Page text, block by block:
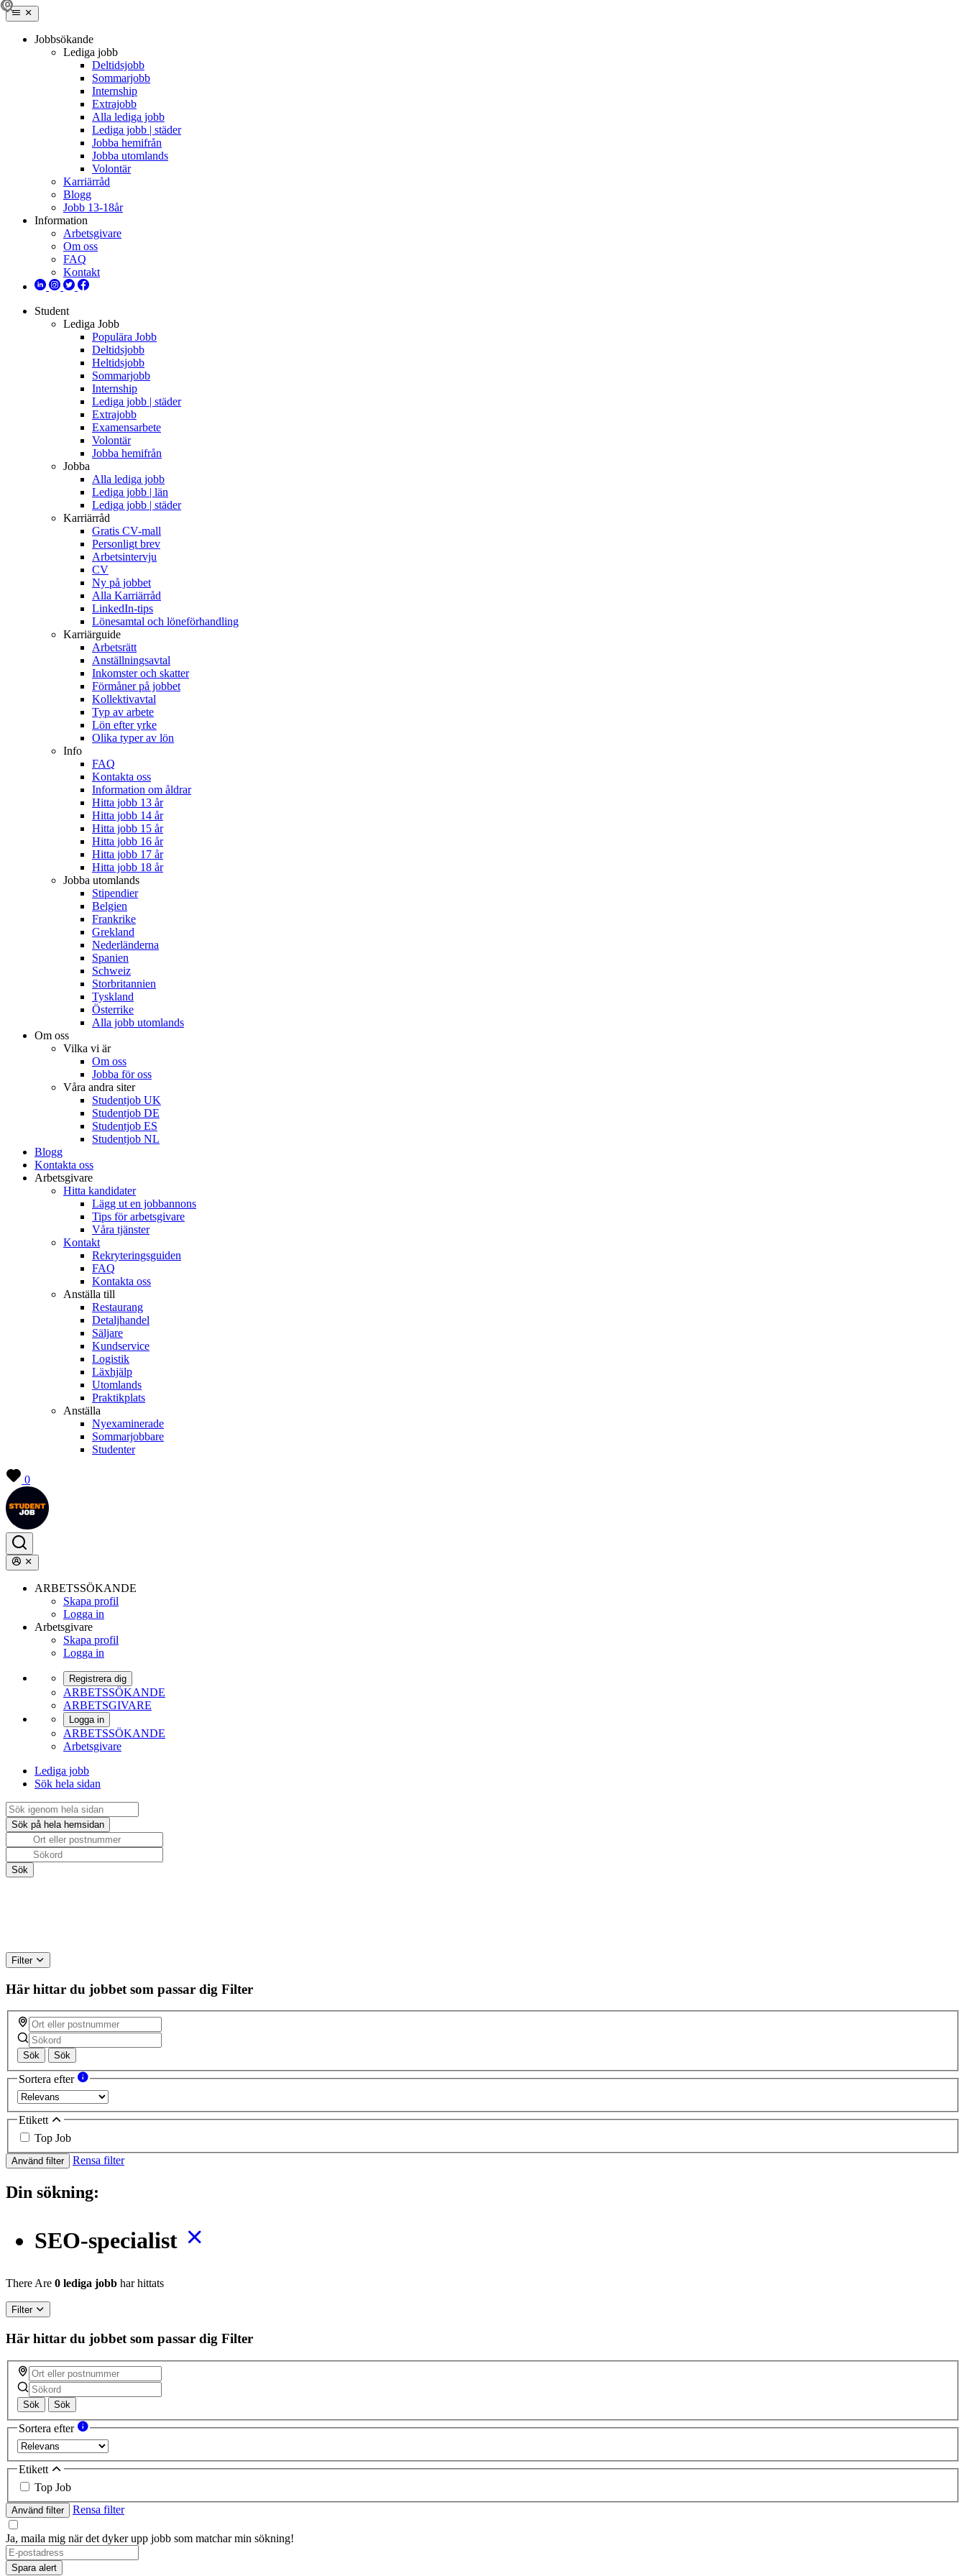
Jobbsökande
Lediga jobb
Deltidsjobb
Sommarjobb
Internship
Extrajobb
Alla lediga jobb
Lediga jobb | städer
Jobba hemifrån
Jobba utomlands
Volontär
Karriärråd
Blogg
Jobb 13-18år
Information
Arbetsgivare
Om oss
FAQ
Kontakt
Student
Lediga Jobb
Populära Jobb
Deltidsjobb
Heltidsjobb
Sommarjobb
Internship
Lediga jobb | städer
Extrajobb
Examensarbete
Volontär
Jobba hemifrån
Jobba
Alla lediga jobb
Lediga jobb | län
Lediga jobb | städer
Karriärråd
Gratis CV-mall
Personligt brev
Arbetsintervju
CV
Ny på jobbet
Alla Karriärråd
LinkedIn-tips
Lönesamtal och löneförhandling
Karriärguide
Arbetsrätt
Anställningsavtal
Inkomster och skatter
Förmåner på jobbet
Kollektivavtal
Typ av arbete
Lön efter yrke
Olika typer av lön
Info
FAQ
Kontakta oss
Information om åldrar
Hitta jobb 13 år
Hitta jobb 14 år
Hitta jobb 15 år
Hitta jobb 16 år
Hitta jobb 17 år
Hitta jobb 18 år
Jobba utomlands
Stipendier
Belgien
Frankrike
Grekland
Nederländerna
Spanien
Schweiz
Storbritannien
Tyskland
Österrike
Alla jobb utomlands
Om oss
Vilka vi är
Om oss
Jobba för oss
Våra andra siter
Studentjob UK
Studentjob DE
Studentjob ES
Studentjob NL
Blogg
Kontakta oss
Arbetsgivare
Hitta kandidater
Lägg ut en jobbannons
Tips för arbetsgivare
Våra tjänster
Kontakt
Rekryteringsguiden
FAQ
Kontakta oss
Anställa till
Restaurang
Detaljhandel
Säljare
Kundservice
Logistik
Läxhjälp
Utomlands
Praktikplats
Anställa
Nyexaminerade
Sommarjobbare
Studenter
0
ARBETSSÖKANDE
Skapa profil
Logga in
Arbetsgivare
Skapa profil
Logga in
Registrera dig
ARBETSSÖKANDE
ARBETSGIVARE
Logga in
ARBETSSÖKANDE
Arbetsgivare
Lediga jobb
Sök hela sidan
Filter
Här hittar du jobbet som passar dig Filter
Sök Sök
Sortera efter
Etikett
Top Job
Använd filter Rensa filter
Din sökning:
SEO-specialist
There Are 0 lediga jobb har hittats
Filter
Här hittar du jobbet som passar dig Filter
Sök Sök
Sortera efter
Etikett
Top Job
Använd filter Rensa filter
Ja, maila mig när det dyker upp jobb som matchar min sökning!
Spara alert